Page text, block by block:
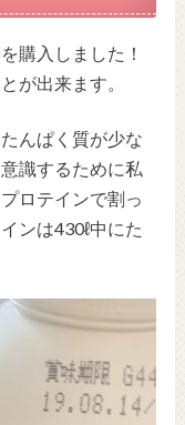
購入しました！
が出来ます。
んぱく質が少な
識するために私
ロテインで割っ
ンは430ℓ中にた